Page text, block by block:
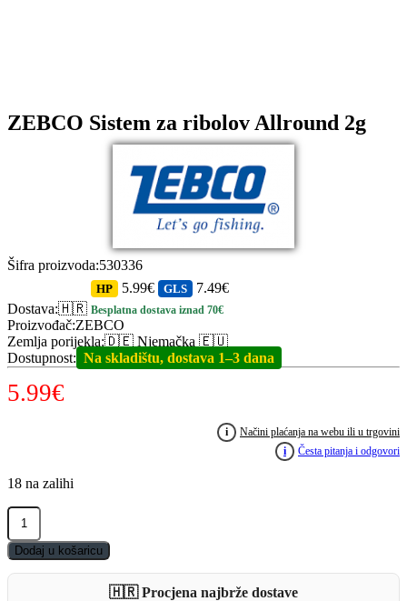
ZEBCO Sistem za ribolov Allround 2g
Šifra proizvoda:530336
Dostava:🇭🇷
HP 5.99€ GLS 7.49€
Besplatna dostava iznad 70€
Proizvođač:ZEBCO
Zemlja porijekla:🇩🇪 Njemačka 🇪🇺
Dostupnost: Na skladištu, dostava 1–3 dana
5.99€
i
Načini plaćanja na webu ili u trgovini
i
Česta pitanja i odgovori
18 na zalihi
ZEBCO
Sistem
za
ribolov
Allround
Dodaj u košaricu
🇭🇷 Procjena najbrže dostave